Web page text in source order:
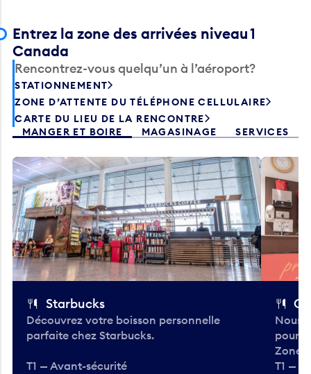
Entrez la zone des arrivées niveau 1
Canada
Rencontrez-vous quelqu’un à l’aéroport?
STATIONNEMENT
ZONE D’ATTENTE DU TÉLÉPHONE CELLULAIRE
CARTE DU LIEU DE LA RENCONTRE
MANGER ET BOIRE
MAGASINAGE SERVICES
Starbucks
Découvrez votre boisson personnelle
parfaite chez Starbucks.
T1 — Avant-sécurité
Nous
pour
Zone.
T1 —